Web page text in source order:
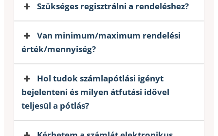
Szükséges regisztrálni a rendeléshez?
Van minimum/maximum rendelési
érték/mennyiség?
Hol tudok számlapótlási igényt
bejelenteni és milyen átfutási idővel
teljesül a pótlás?